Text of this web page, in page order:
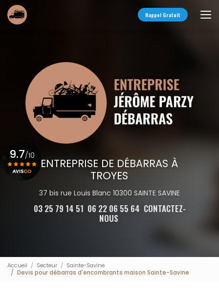
Aller
au
contenu
Rappel Gratuit
ENTREPRISE DE DÉBARRAS À
TROYES
37 bis rue Louis Blanc 10300 SAINTE SAVINE
03 25 79 14 51 06 22 06 55 64 CONTACTEZ-
NOUS
9.7/10
Accueil Secteur
Sainte-Savine
Devis pour débarras d'encombrants maison Sainte-Savine